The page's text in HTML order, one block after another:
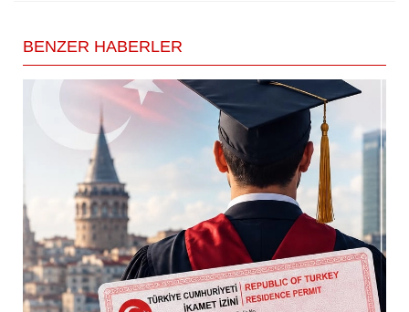
BENZER HABERLER